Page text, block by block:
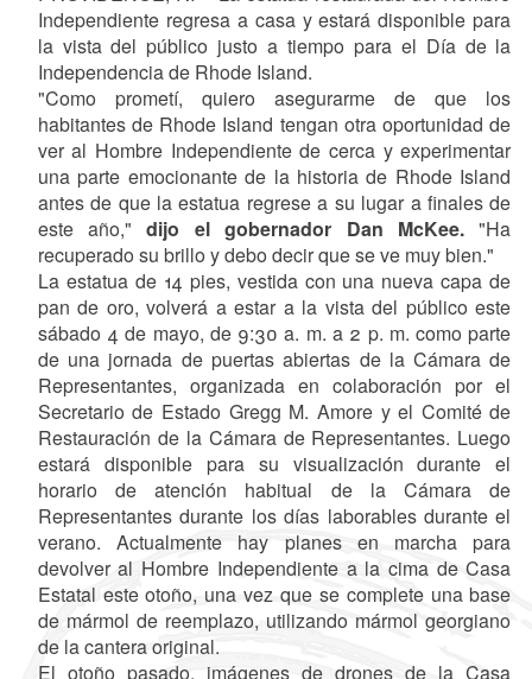
Independiente regresa a casa y estará disponible para
la vista del público justo a tiempo para el Día de la
Independencia de Rhode Island.
"Como prometí, quiero asegurarme de que los
habitantes de Rhode Island tengan otra oportunidad de
ver al Hombre Independiente de cerca y experimentar
una parte emocionante de la historia de Rhode Island
antes de que la estatua regrese a su lugar a finales de
este año,"dijo el gobernador Dan McKee. "Ha
recuperado su brillo y debo decir que se ve muy bien."
La estatua de 14 pies, vestida con una nueva capa de
pan de oro, volverá a estar a la vista del público este
sábado 4 de mayo, de 9:30 a. m. a 2 p. m. como parte
de una jornada de puertas abiertas de la Cámara de
Representantes, organizada en colaboración por el
Secretario de Estado Gregg M. Amore y el Comité de
Restauración de la Cámara de Representantes. Luego
estará disponible para su visualización durante el
horario de atención habitual de la Cámara de
Representantes durante los días laborables durante el
verano. Actualmente hay planes en marcha para
devolver al Hombre Independiente a la cima de Casa
Estatal este otoño, una vez que se complete una base
de mármol de reemplazo, utilizando mármol georgiano
de la cantera original.
El otoño pasado, imágenes de drones de la Casa